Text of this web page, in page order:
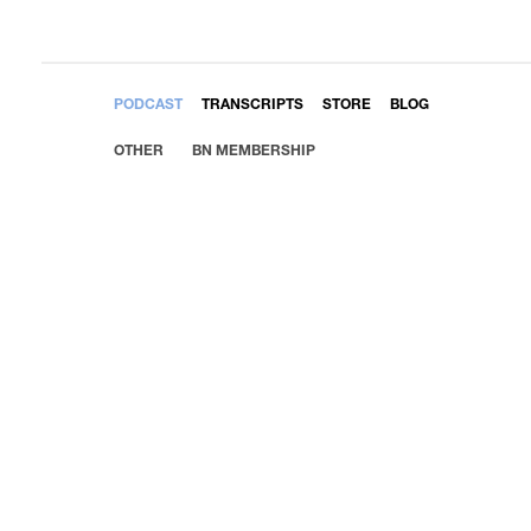
PODCAST TRANSCRIPTS STORE BLOG
OTHER BN MEMBERSHIP